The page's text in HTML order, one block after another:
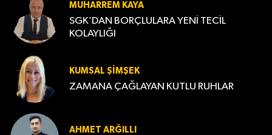
MUHARREM KAYA
SGK’DAN BORÇLULARA YENİ TECİL
KOLAYLIĞI
KUMSAL ŞIMŞEK
ZAMANA ÇAĞLAYAN KUTLU RUHLAR
AHMET ARĞILLI